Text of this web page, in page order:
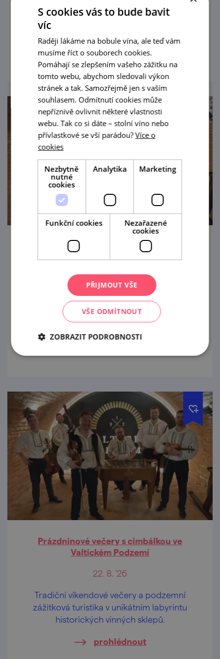
zážitková turistika v unikátním labyrintu
prohlédnout
Prázdninové večery s cimbálkou ve
21. 8. '26
Tradiční víkendové večery a podzemní
zážitková turistika v unikátním labyrintu
historických vinných sklepů.
Prázdninové večery s cimbálkou ve
Valtickém Podzemí
22. 8. '26
Tradiční víkendové večery a podzemní
zážitková turistika v unikátním labyrintu
historických vinných sklepů.
prohlédnout
S cookies vás to bude bavit
víc
Raději lákáme na bobule vína, ale teď vám
musíme říct o souborech cookies.
Pomáhají se zlepšením vašeho zážitku na
tomto webu, abychom sledovali výkon
stránek a tak. Samozřejmě jen s vaším
souhlasem. Odmítnutí cookies může
nepříznivě ovlivnit některé vlastnosti
webu. Tak co si dáte – stolní víno nebo
přívlastkové se vší parádou?Více o
cookies
Nezbytně
nutné
cookies
Analytika Marketing
Funkční cookies
Nezařazené
cookies
PŘIJMOUT VŠE
VŠE ODMÍTNOUT
ZOBRAZIT PODROBNOSTI